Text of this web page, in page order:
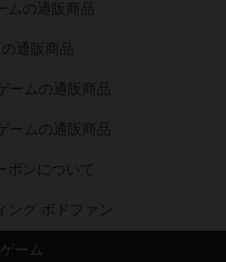
ムの通販商品
通販商品
ームの通販商品
ームの通販商品
ポンについて
ング ボドファン
ーム